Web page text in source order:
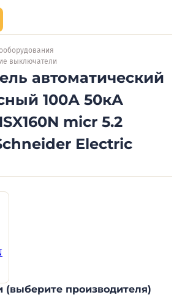
выключатели
автоматический
100А 50кА
micr 5.2
Electric
(выберите производителя)